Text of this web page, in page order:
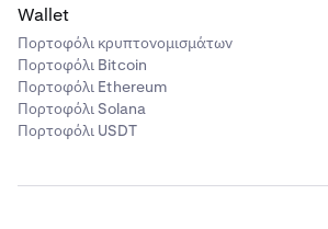
Wallet
Πορτοφόλι κρυπτονομισμάτων
Πορτοφόλι Bitcoin
Πορτοφόλι Ethereum
Πορτοφόλι Solana
Πορτοφόλι USDT